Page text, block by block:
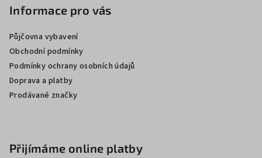
Informace pro vás
Půjčovna vybavení
Obchodní podmínky
Podmínky ochrany osobních údajů
Doprava a platby
Prodávané značky
Přijímáme online platby